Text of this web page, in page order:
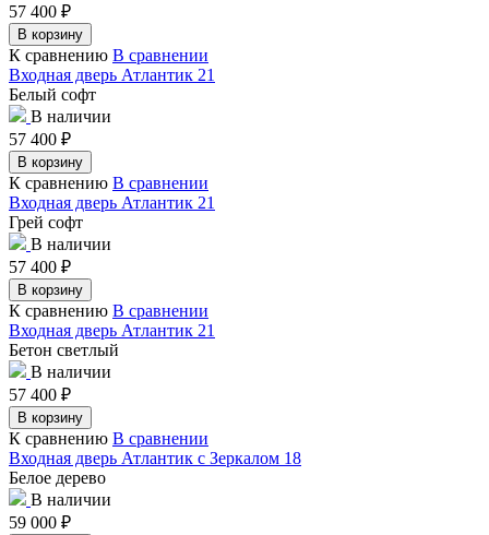
57 400 ₽
В корзину
К сравнению В сравнении
Входная дверь Атлантик 21
Белый софт
В наличии
57 400 ₽
В корзину
К сравнению В сравнении
Входная дверь Атлантик 21
Грей софт
В наличии
57 400 ₽
В корзину
К сравнению В сравнении
Входная дверь Атлантик 21
Бетон светлый
В наличии
57 400 ₽
В корзину
К сравнению В сравнении
Входная дверь Атлантик с Зеркалом 18
Белое дерево
В наличии
59 000 ₽